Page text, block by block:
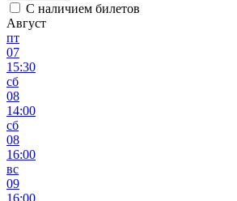
С наличием билетов
Август
пт
07
15:30
сб
08
14:00
сб
08
16:00
вс
09
16:00